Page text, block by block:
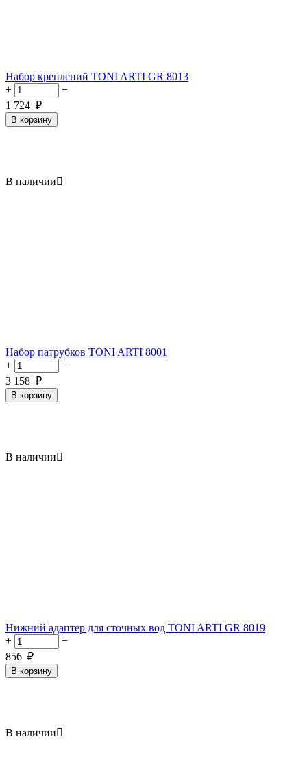
Набор креплений TONI ARTI GR 8013
+
−
1 724 ₽
В корзину
В наличии
Набор патрубков TONI ARTI 8001
+
−
3 158 ₽
В корзину
В наличии
Нижний адаптер для сточных вод TONI ARTI GR 8019
+
−
856 ₽
В корзину
В наличии